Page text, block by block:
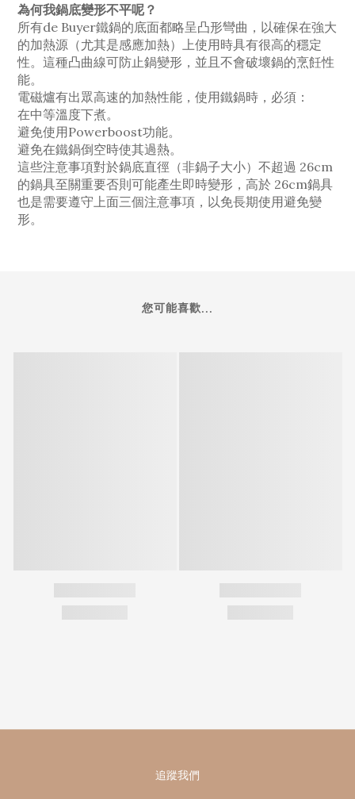
為何我鍋底變形不平呢？
所有de Buyer鐵鍋的底面都略呈凸形彎曲，以確保在強大
的加熱源（尤其是感應加熱）上使用時具有很高的穩定
性。這種凸曲線可防止鍋變形，並且不會破壞鍋的烹飪性
能。
電磁爐有出眾高速的加熱性能，使用鐵鍋時，必須：
在中等溫度下煮。
避免使用Powerboost功能。
避免在鐵鍋倒空時使其過熱。
這些注意事項對於鍋底直徑（非鍋子大小）不超過 26cm
的鍋具至關重要否則可能產生即時變形，高於 26cm鍋具
也是需要遵守上面三個注意事項，以免長期使用避免變
形。
您可能喜歡...
追蹤我們